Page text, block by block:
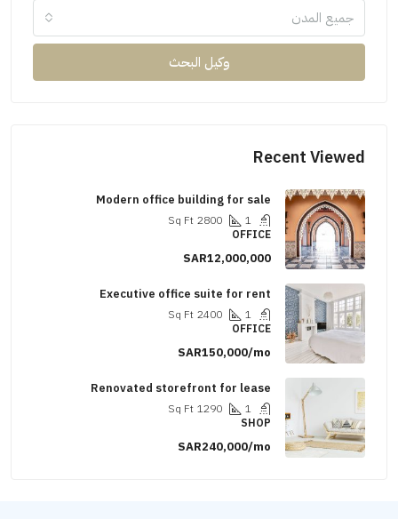
جميع المدن
وكيل البحث
Recent Viewed
Modern office building for sale
2800
Sq Ft
OFFICE
SAR12,000,000
Executive office suite for rent
2400
Sq Ft
OFFICE
SAR150,000/mo
Renovated storefront for lease
1290
Sq Ft
SHOP
SAR240,000/mo